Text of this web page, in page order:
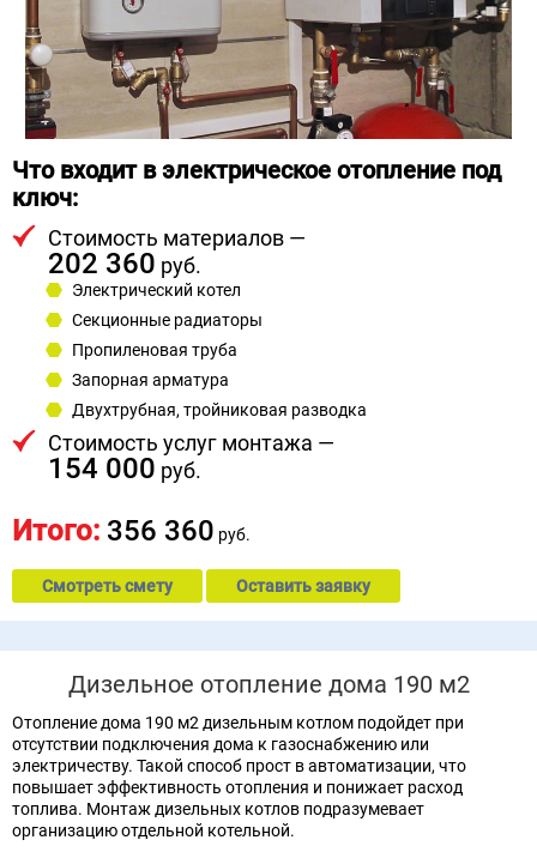
Что входит в электрическое отопление под
ключ:
Стоимость материалов —
202 360 руб.
Электрический котел
Секционные радиаторы
Пропиленовая труба
Запорная арматура
Двухтрубная, тройниковая разводка
Стоимость услуг монтажа —
154 000 руб.
Итого: 356 360 руб.
Смотреть смету Оставить заявку
Дизельное отопление дома 190 м2
Отопление дома 190 м2 дизельным котлом подойдет при
отсутствии подключения дома к газоснабжению или
электричеству. Такой способ прост в автоматизации, что
повышает эффективность отопления и понижает расход
топлива. Монтаж дизельных котлов подразумевает
организацию отдельной котельной.